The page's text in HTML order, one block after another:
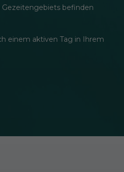
Gezeitengebiets befinden
einem aktiven Tag in Ihrem